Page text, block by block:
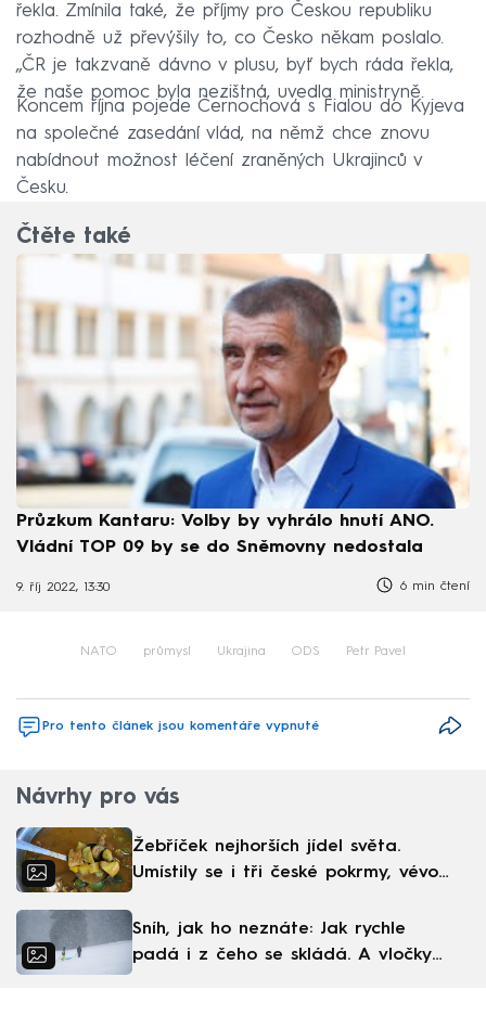
řekla. Zmínila také, že příjmy pro Českou republiku
rozhodně už převýšily to, co Česko někam poslalo.
„ČR je takzvaně dávno v plusu, byť bych ráda řekla,
že naše pomoc byla nezištná, uvedla ministryně.
Koncem října pojede Černochová s Fialou do Kyjeva
na společné zasedání vlád, na němž chce znovu
nabídnout možnost léčení zraněných Ukrajinců v
Česku.
Čtěte také
Průzkum Kantaru: Volby by vyhrálo hnutí ANO.
Vládní TOP 09 by se do Sněmovny nedostala
9. říj 2022, 13:30 6 min čtení
NATO průmysl Ukrajina ODS Petr Pavel
Pro tento článek jsou komentáře vypnuté
Návrhy pro vás
Žebříček nejhorších jídel světa.
Umístily se i tři české pokrmy, vévodí
Sníh, jak ho neznáte: Jak rychle
padá i z čeho se skládá. A vločky